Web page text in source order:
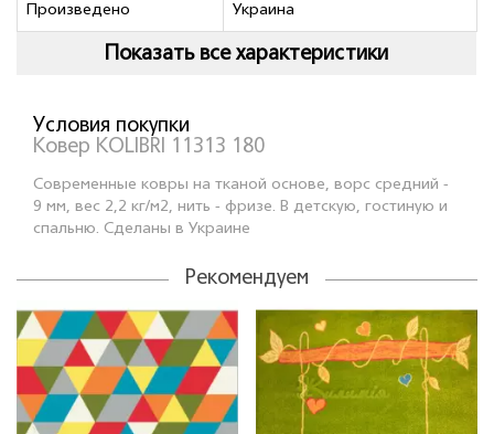
Произведено Украина
Показать все характеристики
Условия покупки
Ковер KOLIBRI 11313 180
Современные ковры на тканой основе, ворс средний -
9 мм, вес 2,2 кг/м2, нить - фризе. В детскую, гостиную и
спальню. Сделаны в Украине
Рекомендуем